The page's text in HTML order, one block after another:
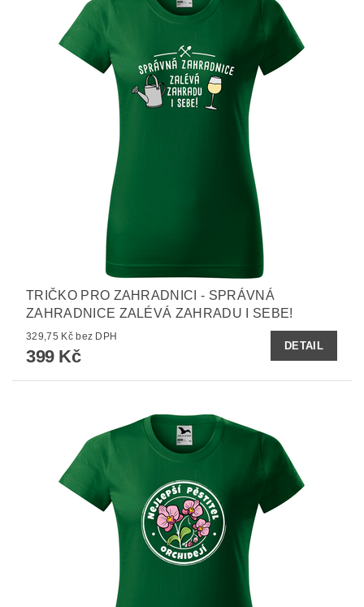
TRIČKO PRO ZAHRADNICI - SPRÁVNÁ
ZAHRADNICE ZALÉVÁ ZAHRADU I SEBE!
329,75 Kč bez DPH
399 Kč
DETAIL